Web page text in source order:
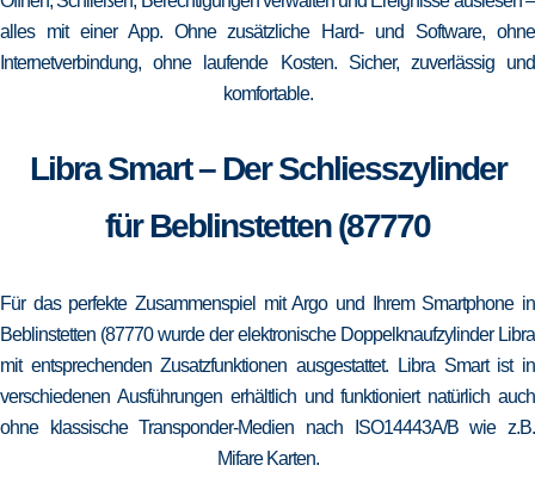
alles mit einer App. Ohne zusätzliche Hard- und Software, ohne
Internetverbindung, ohne laufende Kosten. Sicher, zuverlässig und
komfortable.
Libra Smart – Der Schliesszylinder
für Beblinstetten (87770
Für das perfekte Zusammenspiel mit Argo und Ihrem Smartphone in
Beblinstetten (87770 wurde der elektronische Doppelknaufzylinder Libra
mit entsprechenden Zusatzfunktionen ausgestattet. Libra Smart ist in
verschiedenen Ausführungen erhältlich und funktioniert natürlich auch
ohne klassische Transponder-Medien nach ISO14443A/B wie z.B.
Mifare Karten.